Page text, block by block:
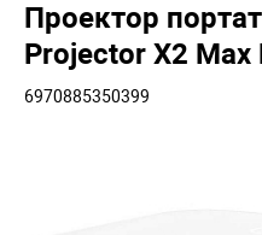
Проектор
Projector X2
6970885350399